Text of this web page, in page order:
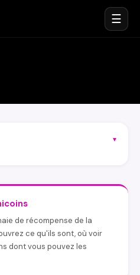
☰
▾
de récompense de la
ce qu'ils sont, où voir
dont vous pouvez les